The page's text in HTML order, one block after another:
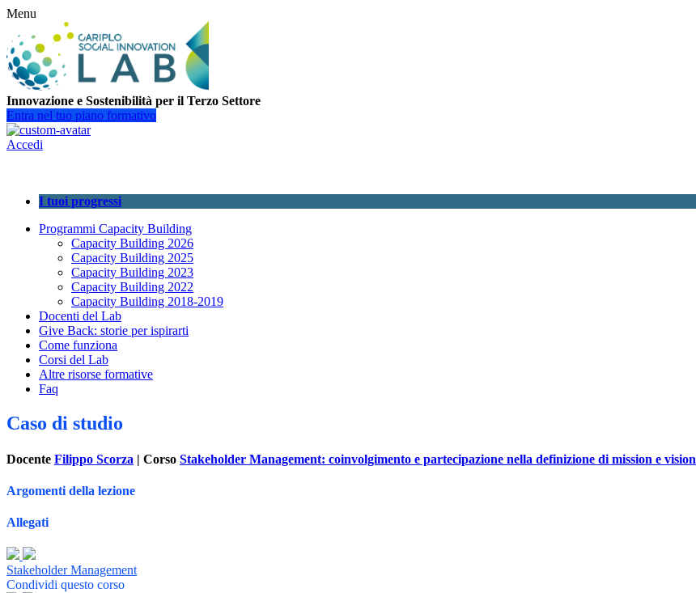
Menu
Innovazione e Sostenibilità per il Terzo Settore
Entra nel tuo piano formativo
Accedi
I tuoi progressi
Programmi Capacity Building
Capacity Building 2026
Capacity Building 2025
Capacity Building 2023
Capacity Building 2022
Capacity Building 2018-2019
Docenti del Lab
Give Back: storie per ispirarti
Come funziona
Corsi del Lab
Altre risorse formative
Faq
Caso di studio
Docente Filippo Scorza | Corso Stakeholder Management: coinvolgimento e partecipazione nella definizione di mission e vision
Argomenti della lezione
Allegati
Stakeholder Management
Condividi questo corso